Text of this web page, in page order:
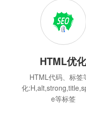
HTML优
HTML代码、标签
化
e等标签